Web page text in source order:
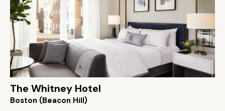
The Whitney Hotel
Boston (Beacon Hill)